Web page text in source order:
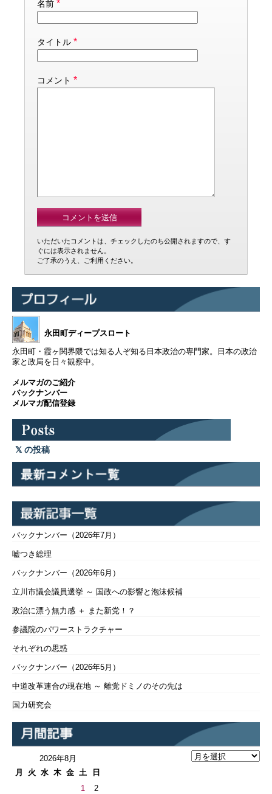
名前 *
タイトル *
コメント *
いただいたコメントは、チェックしたのち公開されますので、す
ぐには表示されません。
ご了承のうえ、ご利用ください。
永田町ディープスロート
永田町・霞ヶ関界隈では知る人ぞ知る日本政治の専門家。日本の政治
家と政局を日々観察中。
メルマガのご紹介
バックナンバー
メルマガ配信登録
の投稿
バックナンバー（2026年7月）
嘘つき総理
バックナンバー（2026年6月）
立川市議会議員選挙 ～ 国政への影響と泡沫候補
政治に漂う無力感 ＋ また新党！？
参議院のパワーストラクチャー
それぞれの思惑
バックナンバー（2026年5月）
中道改革連合の現在地 ～ 離党ドミノのその先は
国力研究会
2026年8月
月
火 水 木 金 土 日
1
2